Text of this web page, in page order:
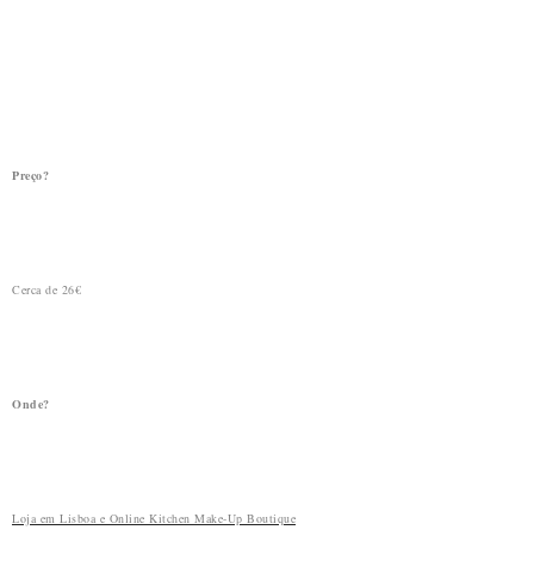
Preço?
Cerca de 26€
Onde?
Loja em Lisboa e Online Kitchen Make-Up Boutique